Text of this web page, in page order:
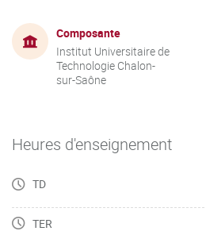
Composante
Institut Universitaire de
Technologie Chalon-
sur-Saône
Heures d'enseignement
TD
TER